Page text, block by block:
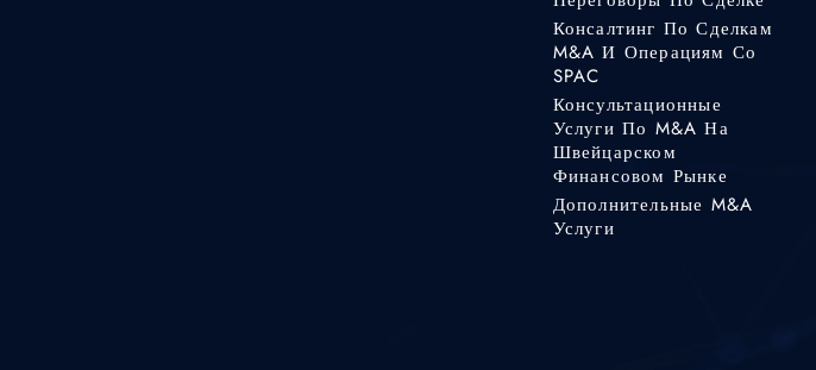
Консалтинг По Сделкам
M&A И Операциям Со
SPAC
Консультационные
Услуги По M&A На
Швейцарском
Финансовом Рынке
Дополнительные M&A
Услуги